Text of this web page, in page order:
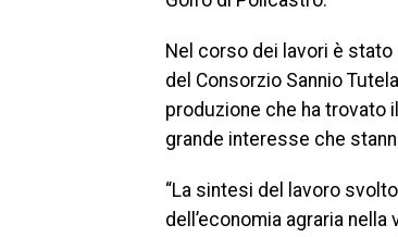
Nel corso dei lavori è
del Consorzio Sannio
produzione che ha trovato
grande interesse che
“La sintesi del lavoro
dell’economia agraria